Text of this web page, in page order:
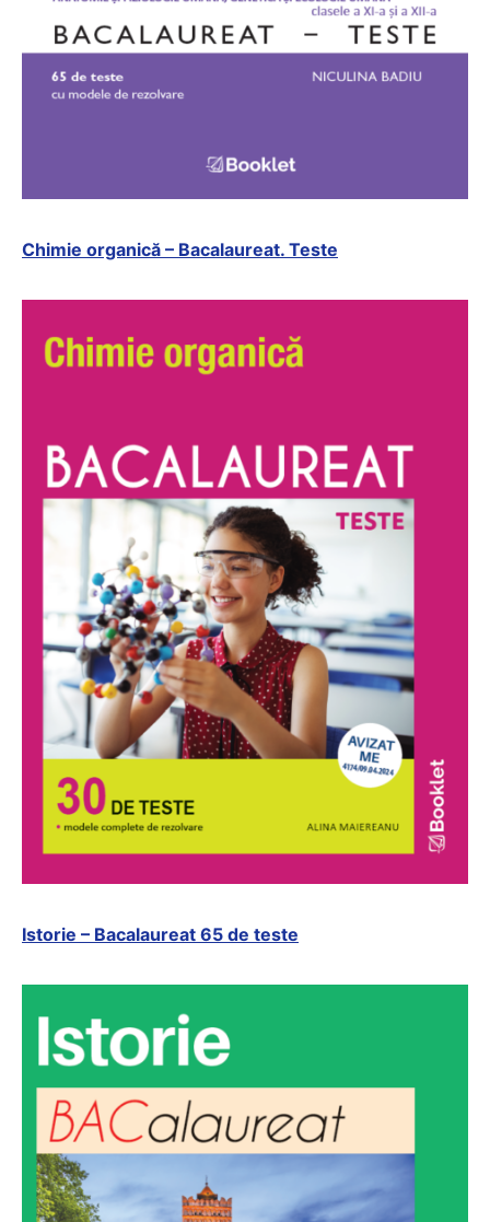
Chimie organică – Bacalaureat. Teste
Istorie – Bacalaureat 65 de teste